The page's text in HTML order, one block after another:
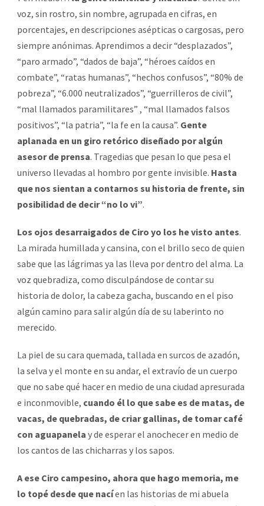
voz, sin rostro, sin nombre, agrupada en cifras, en
porcentajes, en descripciones asépticas o cargosas, pero
siempre anónimas. Aprendimos a decir “desplazados”,
“paro armado”, “dados de baja”, “héroes caídos en
combate”, “ratas humanas”, “hechos confusos”, “80% de
pobreza”, “6.000 neutralizados”, “guerrilleros de civil”,
“mal llamados paramilitares” , “mal llamados falsos
positivos”, “la patria”, “la fe en la causa”. Gente
aplanada en un giro retórico diseñado por algún
asesor de prensa. Tragedias que pesan lo que pesa el
universo llevadas al hombro por gente invisible. Hasta
que nos sientan a contarnos su historia de frente, sin
posibilidad de decir “no lo vi”.
Los ojos desarraigados de Ciro yo los he visto antes.
La mirada humillada y cansina, con el brillo seco de quien
sabe que las lágrimas ya las lleva por dentro del alma. La
voz quebradiza, como disculpándose de contar su
historia de dolor, la cabeza gacha, buscando en el piso
algún camino para salir algún día de su laberinto no
merecido.
La piel de su cara quemada, tallada en surcos de azadón,
la selva y el monte en su andar, el extravío de un cuerpo
que no sabe qué hacer en medio de una ciudad apresurada
e inconmovible, cuando él lo que sabe es de matas, de
vacas, de quebradas, de criar gallinas, de tomar café
con aguapanela y de esperar el anochecer en medio de
los cantos de las chicharras y los sapos.
A ese Ciro campesino, ahora que hago memoria, me
lo topé desde que nacíen las historias de mi abuela